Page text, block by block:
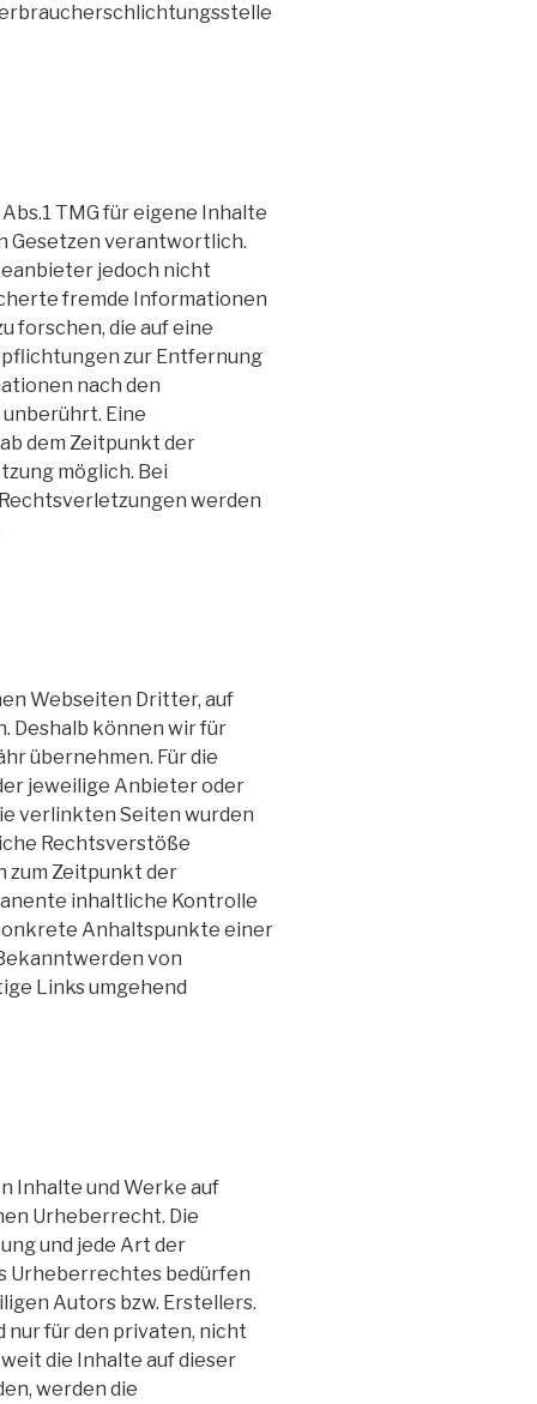
TMG für eigene Inhalte
Gesetzen verantwortlich.
jedoch nicht
fremde Informationen
forschen, die auf eine
zur Entfernung
nach den
Eine
dem Zeitpunkt der
möglich. Bei
werden
Webseiten Dritter, auf
Deshalb können wir für
übernehmen. Für die
jeweilige Anbieter oder
verlinkten Seiten wurden
Rechtsverstöße
zum Zeitpunkt der
inhaltliche Kontrolle
Anhaltspunkte einer
von
Links umgehend
Inhalte und Werke auf
Urheberrecht. Die
und jede Art der
Urheberrechtes bedürfen
Autors bzw. Erstellers.
nur für den privaten, nicht
die Inhalte auf dieser
werden die